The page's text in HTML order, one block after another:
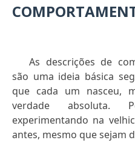
As descrições de
são uma ideia básica
que cada um nasceu,
verdade absoluta.
experimentando na
antes, mesmo que sejam